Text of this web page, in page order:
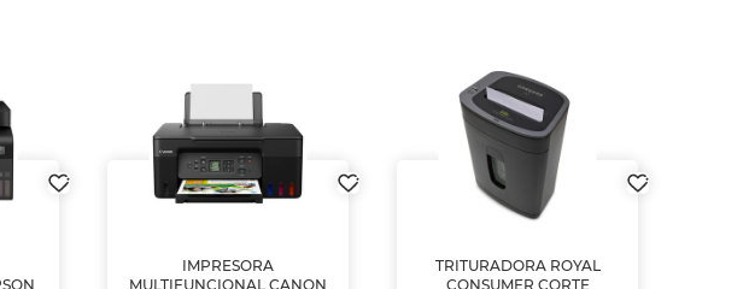
IMPRESORA
MULTIFUNCIONAL CANON
TRITURADORA ROYAL
CONSUMER CORTE